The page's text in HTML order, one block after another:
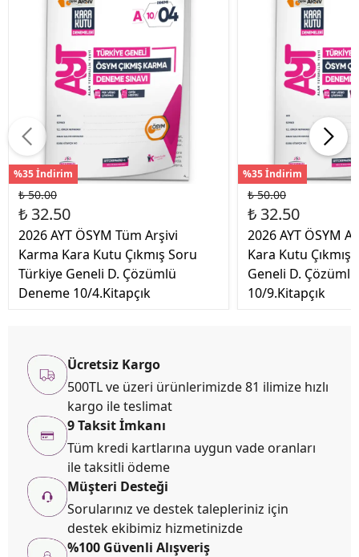
%35 İndirim
₺ 50.00
₺ 32.50
2026 AYT ÖSYM Tüm Arşivi
Karma Kara Kutu Çıkmış Soru
Türkiye Geneli D. Çözümlü
Deneme 10/4.Kitapçık
%35 İndirim
₺ 50.00
₺ 32.50
2026 AYT ÖSYM
Kara Kutu
Geneli D.
10/9.Kitapçık
Ücretsiz Kargo
500TL ve üzeri ürünlerimizde 81 ilimize hızlı
kargo ile teslimat
9 Taksit İmkanı
Tüm kredi kartlarına uygun vade oranları
ile taksitli ödeme
Müşteri Desteği
Sorularınız ve destek talepleriniz için
destek ekibimiz hizmetinizde
%100 Güvenli Alışveriş